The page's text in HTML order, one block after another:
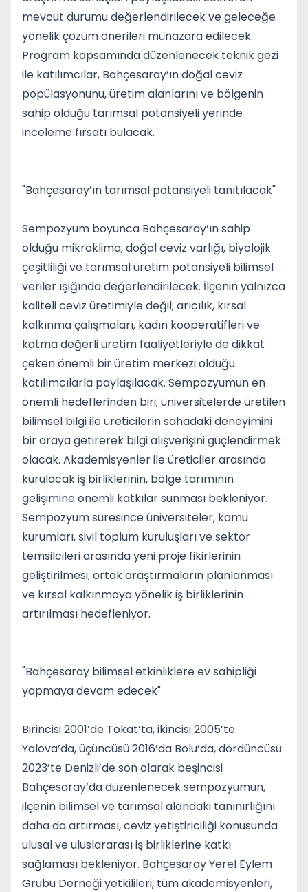
mevcut durumu değerlendirilecek ve geleceğe
yönelik çözüm önerileri münazara edilecek.
Program kapsamında düzenlenecek teknik gezi
ile katılımcılar, Bahçesaray’ın doğal ceviz
popülasyonunu, üretim alanlarını ve bölgenin
sahip olduğu tarımsal potansiyeli yerinde
inceleme fırsatı bulacak.
"Bahçesaray’ın tarımsal potansiyeli tanıtılacak"
Sempozyum boyunca Bahçesaray’ın sahip
olduğu mikroklima, doğal ceviz varlığı, biyolojik
çeşitliliği ve tarımsal üretim potansiyeli bilimsel
veriler ışığında değerlendirilecek. İlçenin yalnızca
kaliteli ceviz üretimiyle değil; arıcılık, kırsal
kalkınma çalışmaları, kadın kooperatifleri ve
katma değerli üretim faaliyetleriyle de dikkat
çeken önemli bir üretim merkezi olduğu
katılımcılarla paylaşılacak. Sempozyumun en
önemli hedeflerinden biri; üniversitelerde üretilen
bilimsel bilgi ile üreticilerin sahadaki deneyimini
bir araya getirerek bilgi alışverişini güçlendirmek
olacak. Akademisyenler ile üreticiler arasında
kurulacak iş birliklerinin, bölge tarımının
gelişimine önemli katkılar sunması bekleniyor.
Sempozyum süresince üniversiteler, kamu
kurumları, sivil toplum kuruluşları ve sektör
temsilcileri arasında yeni proje fikirlerinin
geliştirilmesi, ortak araştırmaların planlanması
ve kırsal kalkınmaya yönelik iş birliklerinin
artırılması hedefleniyor.
"Bahçesaray bilimsel etkinliklere ev sahipliği
yapmaya devam edecek"
Birincisi 2001’de Tokat’ta, ikincisi 2005’te
Yalova’da, üçüncüsü 2016’da Bolu’da, dördüncüsü
2023’te Denizli’de son olarak beşincisi
Bahçesaray’da düzenlenecek sempozyumun,
ilçenin bilimsel ve tarımsal alandaki tanınırlığını
daha da artırması, ceviz yetiştiriciliği konusunda
ulusal ve uluslararası iş birliklerine katkı
sağlaması bekleniyor. Bahçesaray Yerel Eylem
Grubu Derneği yetkilileri, tüm akademisyenleri,